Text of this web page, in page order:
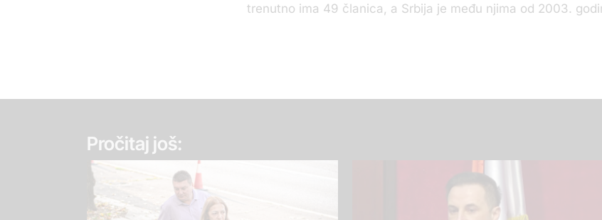
trenutno ima 49 članica, a Srbija je među njima od 2003.
Pročitaj još: